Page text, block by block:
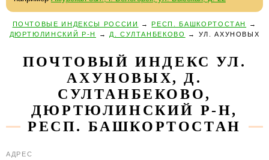
ПОЧТОВЫЕ ИНДЕКСЫ РОССИИ →РЕСП. БАШКОРТОСТАН
→
ДЮРТЮЛИНСКИЙ Р-Н
→ Д. СУЛТАНБЕКОВО → УЛ. АХУНОВЫХ
ПОЧТОВЫЙ ИНДЕКС УЛ.
АХУНОВЫХ, Д.
СУЛТАНБЕКОВО,
ДЮРТЮЛИНСКИЙ Р-Н,
РЕСП. БАШКОРТОСТАН
АДРЕС